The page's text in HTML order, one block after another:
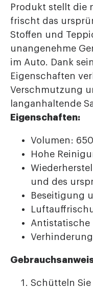
Produkt stellt die
frischt das
Stoffen und
unangenehme
im Auto. Dank
Eigenschaften
Verschmutzung
langanhaltende
Eigenschaften:
Volumen: 650
Hohe
und des
Beseitigung
Antistatische
Schütteln Sie